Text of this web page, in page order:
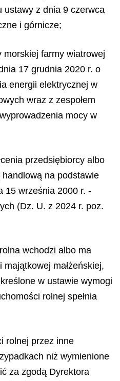
ustawy z dnia 9 czerwca
i górnicze;
morskiej farmy wiatrowej
17 grudnia 2020 r. o
energii elektrycznej w
wraz z zespołem
mocy w
przedsiębiorcy albo
handlową na podstawie
15 września 2000 r. -
(Dz. U. z 2024 r. poz.
wchodzi albo ma
majątkowej małżeńskiej,
w ustawie wymogi
rolnej spełnia
rolnej przez inne
niż wymienione
za zgodą Dyrektora